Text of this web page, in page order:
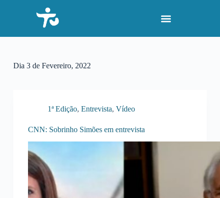
a
Dia 3 de Fevereiro, 2022
1ª Edição, Entrevista, Vídeo
CNN: Sobrinho Simões em entrevista